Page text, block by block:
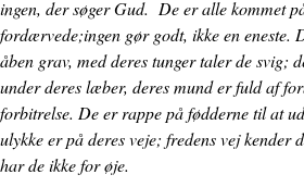
ingen, der søger Gud. De er alle kommet
fordærvede;ingen gør godt, ikke en eneste.
åben grav, med deres tunger taler de svig;
under deres læber, deres mund er fuld af
forbitrelse. De er rappe på fødderne til at
ulykke er på deres veje; fredens vej kender
har de ikke for øje.